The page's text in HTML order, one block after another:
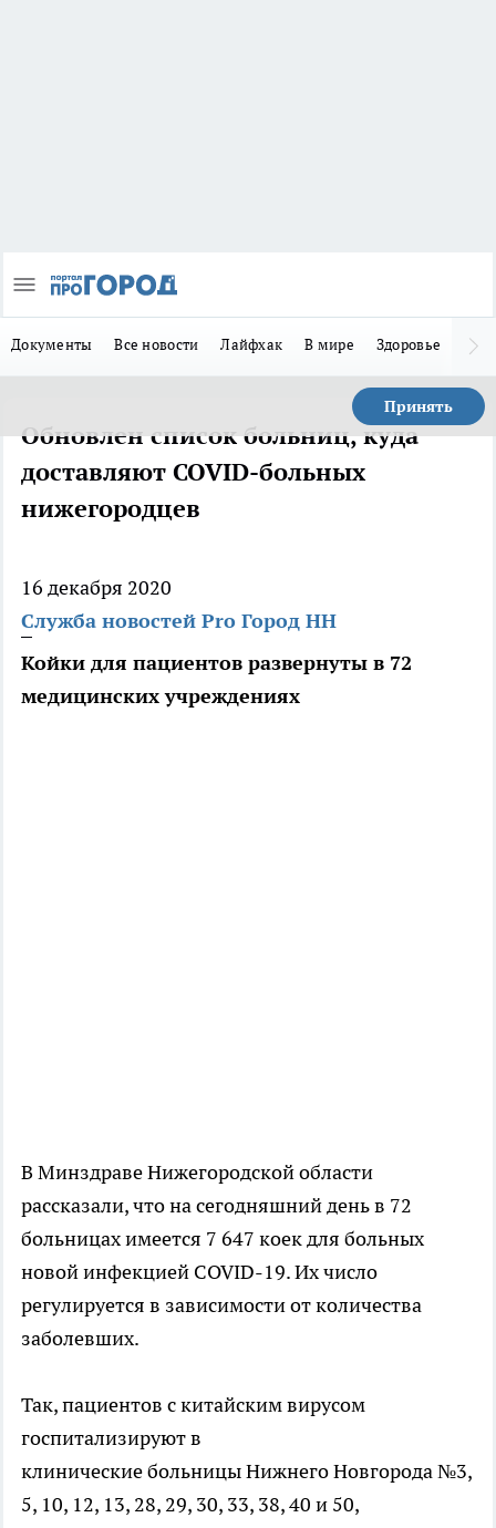
Документы Все новости Лайфхак В мире Здоровье
Принять
Обновлен список больниц, куда
доставляют COVID-больных
нижегородцев
16 декабря 2020
Служба новостей Pro Город НН
Койки для пациентов развернуты в 72
медицинских учреждениях
В Минздраве Нижегородской области
рассказали, что на сегодняшний день в 72
больницах имеется 7 647 коек для больных
новой инфекцией COVID-19. Их число
регулируется в зависимости от количества
заболевших.
Так, пациентов с китайским вирусом
госпитализируют в
клинические больницы Нижнего Новгорода №3,
5, 10, 12, 13, 28, 29, 30, 33, 38, 40 и 50,